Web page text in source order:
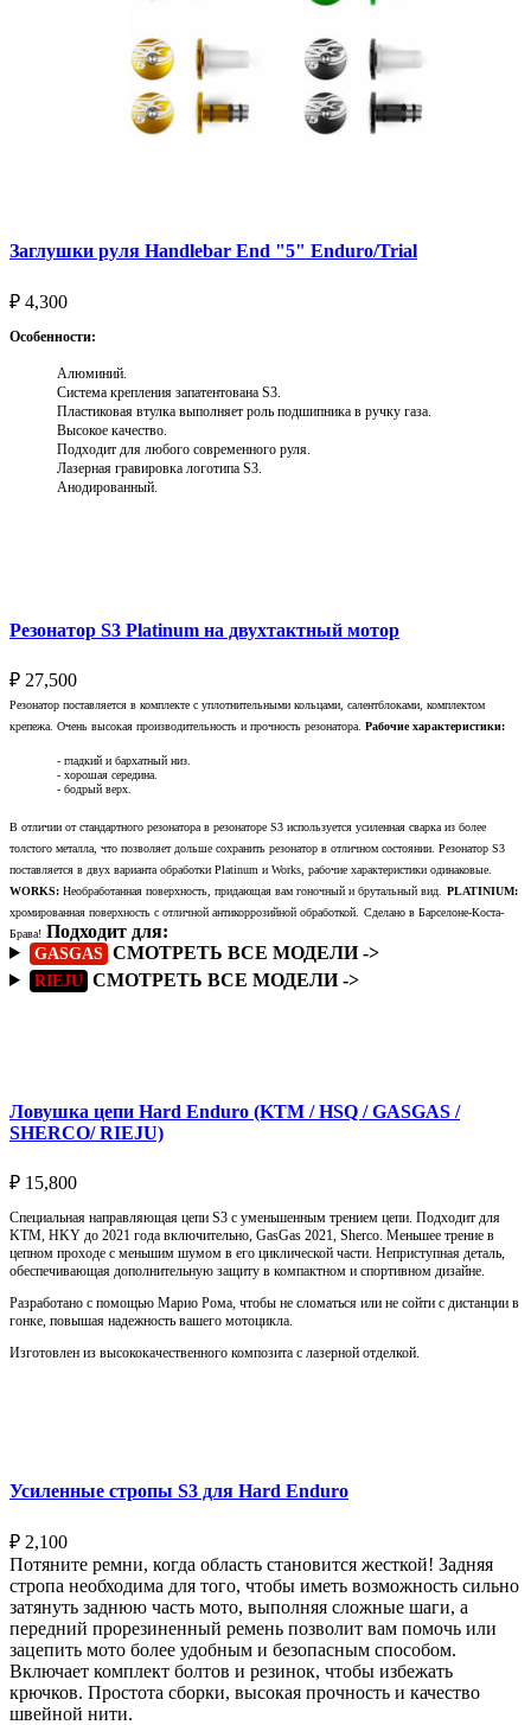
Заглушки руля Handlebar End "5" Enduro/Trial
₽ 4,300
Особенности:
Алюминий.
Система крепления запатентована S3.
Пластиковая втулка выполняет роль подшипника в ручку газа.
Высокое качество.
Подходит для любого современного руля.
Лазерная гравировка логотипа S3.
Анодированный.
Резонатор S3 Platinum на двухтактный мотор
₽ 27,500
Резонатор поставляется в комплекте с уплотнительными кольцами, салентблоками, комплектом
крепежа. Очень высокая производительность и прочность резонатора. Рабочие характеристики:
- гладкий и бархатный низ.
- хорошая середина.
- бодрый верх.
В отличии от стандартного резонатора в резонаторе S3 используется усиленная сварка из более
толстого металла, что позволяет дольше сохранить резонатор в отличном состоянии. Резонатор S3
поставляется в двух варианта обработки Platinum и Works, рабочие характеристики одинаковые.
WORKS: Необработанная поверхность, придающая вам гоночный и брутальный вид.
PLATINIUM:
хромированная поверхность с отличной антикоррозийной обработкой.
Сделано в Барселоне-Коста-
Брава! Подходит для:
GASGAS СМОТРЕТЬ ВСЕ МОДЕЛИ ->
RIEJU СМОТРЕТЬ ВСЕ МОДЕЛИ ->
Ловушка цепи Hard Enduro (KTM / HSQ / GASGAS /
SHERCO/ RIEJU)
₽ 15,800
Специальная направляющая цепи S3 с уменьшенным трением цепи. Подходит для
KTM, HKY до 2021 года включительно, GasGas 2021, Sherco. Меньшее трение в
цепном проходе с меньшим шумом в его циклической части. Неприступная деталь,
обеспечивающая дополнительную защиту в компактном и спортивном дизайне.
Разработано с помощью Марио Рома, чтобы не сломаться или не сойти с дистанции в
гонке, повышая надежность вашего мотоцикла.
Изготовлен из высококачественного композита с лазерной отделкой.
Усиленные стропы S3 для Hard Enduro
₽ 2,100
Потяните ремни, когда область становится жесткой! Задняя
стропа необходима для того, чтобы иметь возможность сильно
затянуть заднюю часть мото, выполняя сложные шаги, а
передний прорезиненный ремень позволит вам помочь или
зацепить мото более удобным и безопасным способом.
Включает комплект болтов и резинок, чтобы избежать
крючков. Простота сборки, высокая прочность и качество
швейной нити.